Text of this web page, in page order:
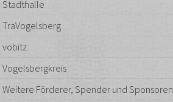
Stadthalle
TraVogelsberg
vobitz
Vogelsbergkreis
Weitere Förderer, Spender und Sponsoren